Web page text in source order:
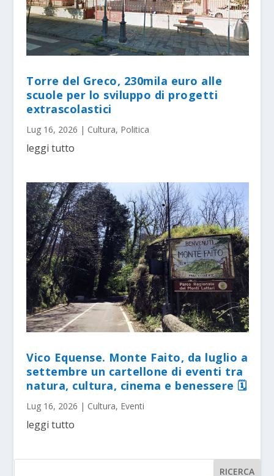
Torre del Greco, 230mila euro alle
scuole per lo sviluppo di progetti
extrascolastici
Lug 16, 2026 | Cultura, Politica
leggi tutto
Vico Equense. Monte Faito, da luglio a
settembre un cartellone di eventi tra
natura, cultura, cinema e benessere 🗓
Lug 16, 2026 | Cultura, Eventi
leggi tutto